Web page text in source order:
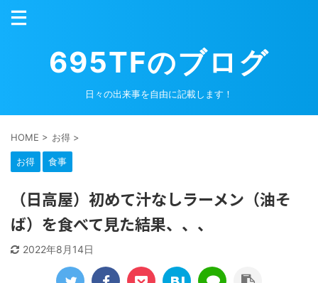
695TFのブログ
日々の出来事を自由に記載します！
HOME > お得 >
お得 食事
（日高屋）初めて汁なしラーメン（油そ
ば）を食べて見た結果、、、
2022年8月14日